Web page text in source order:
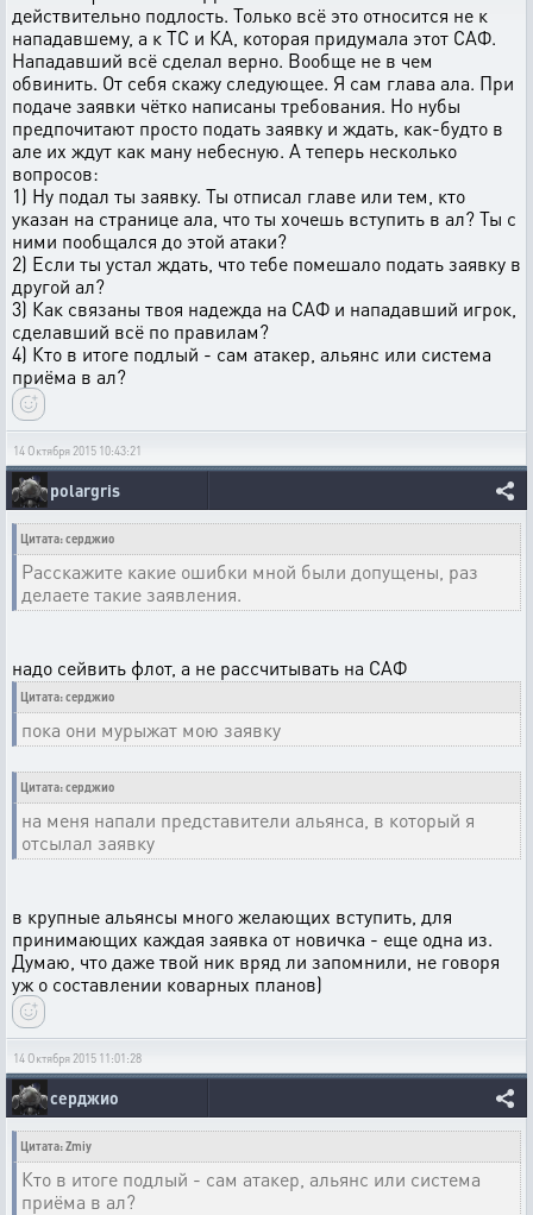
действительно подлость. Только всё это относится не к
нападавшему, а к ТС и КА, которая придумала этот САФ.
Нападавший всё сделал верно. Вообще не в чем
обвинить. От себя скажу следующее. Я сам глава ала. При
подаче заявки чётко написаны требования. Но нубы
предпочитают просто подать заявку и ждать, как-будто в
але их ждут как ману небесную. А теперь несколько
вопросов:
1) Ну подал ты заявку. Ты отписал главе или тем, кто
указан на странице ала, что ты хочешь вступить в ал? Ты с
ними пообщался до этой атаки?
2) Если ты устал ждать, что тебе помешало подать заявку в
другой ал?
3) Как связаны твоя надежда на САФ и нападавший игрок,
сделавший всё по правилам?
4) Кто в итоге подлый - сам атакер, альянс или система
приёма в ал?
14 Октября 2015 10:43:21
polargris
Цитата: серджио
Расскажите какие ошибки мной были допущены, раз
делаете такие заявления.
надо сейвить флот, а не рассчитывать на САФ
Цитата: серджио
пока они мурыжат мою заявку
Цитата: серджио
на меня напали представители альянса, в который я
отсылал заявку
в крупные альянсы много желающих вступить, для
принимающих каждая заявка от новичка - еще одна из.
Думаю, что даже твой ник вряд ли запомнили, не говоря
уж о составлении коварных планов)
14 Октября 2015 11:01:28
серджио
Цитата: Zmiy
Кто в итоге подлый - сам атакер, альянс или система
приёма в ал?